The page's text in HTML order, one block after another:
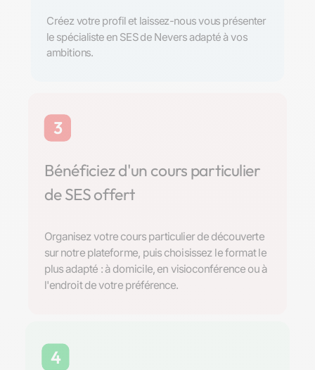
Créez votre profil et laissez-nous vous présenter
le spécialiste en SES de Nevers adapté à vos
ambitions.
3
Bénéficiez d'un cours particulier
de SES offert
Organisez votre cours particulier de découverte
sur notre plateforme, puis choisissez le format le
plus adapté : à domicile, en visioconférence ou à
l'endroit de votre préférence.
4